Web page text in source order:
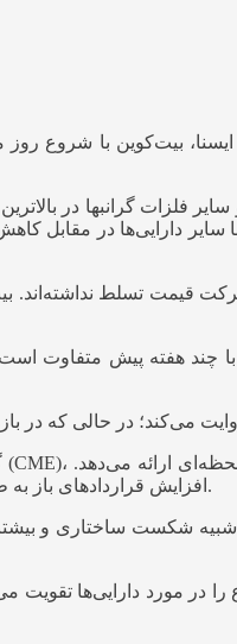
سایر دارایی‌ها در مقابل
حرکت قیمت تسلط
افزایش قراردادهای باز به طور فزاینده‌ای نشان‌دهنده مشارکت نهادی و صندوق‌های قابل معامله در بورس بوده و کاهش قراردادهای باز، نشان‌دهنده روند نزولی است.
در مورد دارایی‌ها تقویت